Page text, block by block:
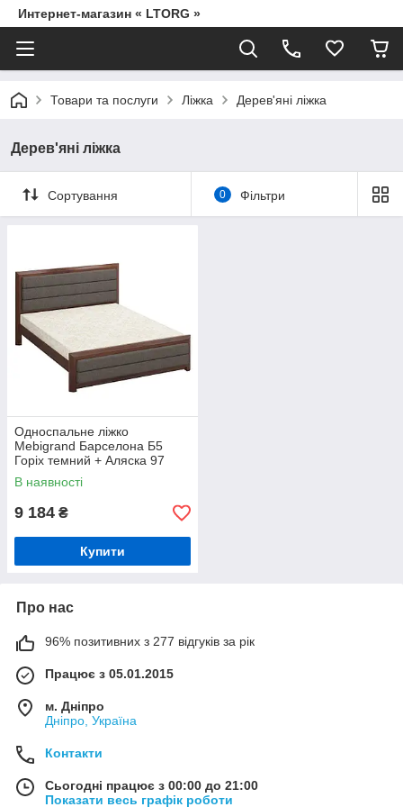
Интернет-магазин « LTORG »
Товари та послуги Ліжка Дерев'яні ліжка
Дерев'яні ліжка
Сортування 0 Фільтри
Односпальне ліжко
Mebigrand Барселона Б5
Горіх темний + Аляска 97
90х200 см (DMBG-1131)
В наявності
9 184 ₴
Купити
Про нас
96% позитивних з 277 відгуків за рік
Працює з 05.01.2015
м. Дніпро
Дніпро, Україна
Контакти
Сьогодні працює з 00:00 до 21:00
Показати весь графік роботи